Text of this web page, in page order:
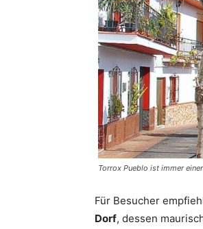
Torrox Pueblo ist immer
Für Besucher
Dorf, dessen